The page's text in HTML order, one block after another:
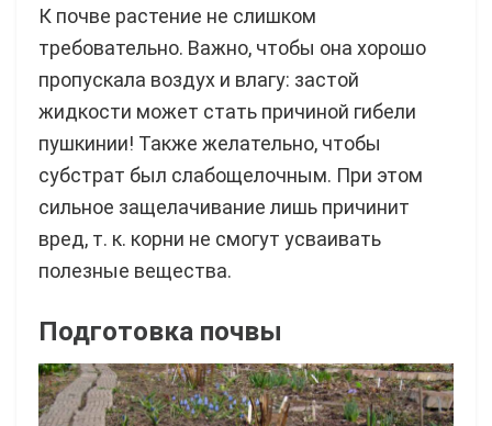
К почве растение не слишком
требовательно. Важно, чтобы она хорошо
пропускала воздух и влагу: застой
жидкости может стать причиной гибели
пушкинии! Также желательно, чтобы
субстрат был слабощелочным. При этом
сильное защелачивание лишь причинит
вред, т. к. корни не смогут усваивать
полезные вещества.
Подготовка почвы